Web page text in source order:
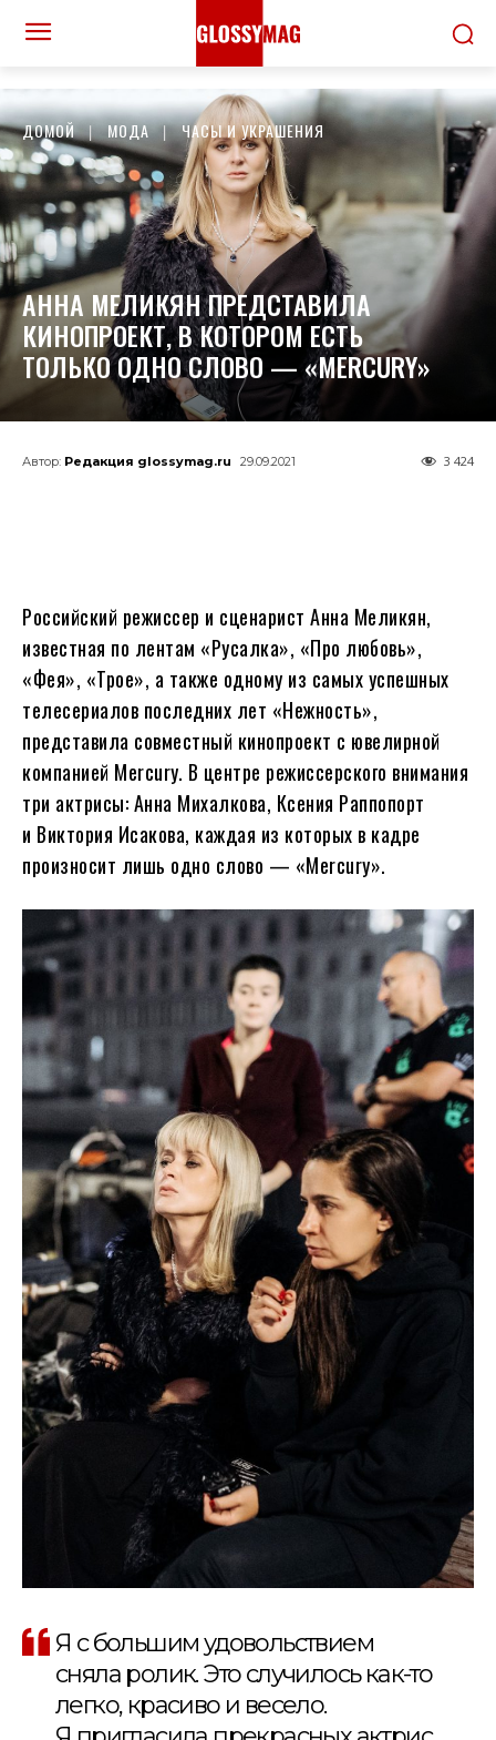
ДОМОЙ МОДА ЧАСЫ И УКРАШЕНИЯ
АННА МЕЛИКЯН ПРЕДСТАВИЛА
КИНОПРОЕКТ, В КОТОРОМ ЕСТЬ
ТОЛЬКО ОДНО СЛОВО — «MERCURY»
Автор: Редакция glossymag.ru 29.09.2021 3 424
Российский режиссер и сценарист Анна Меликян,
известная по лентам «Русалка», «Про любовь»,
«Фея», «Трое», а также одному из самых успешных
телесериалов последних лет «Нежность»,
представила совместный кинопроект с ювелирной
компанией Mercury. В центре режиссерского внимания
три актрисы: Анна Михалкова, Ксения Раппопорт
и Виктория Исакова, каждая из которых в кадре
произносит лишь одно слово — «Mercury».
Я с большим удовольствием
сняла ролик. Это случилось как-то
легко, красиво и весело.